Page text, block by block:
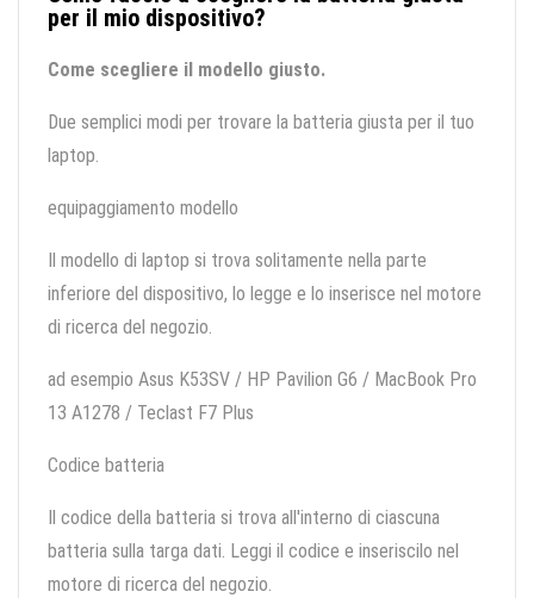
per il mio dispositivo?
Come scegliere il modello giusto.
Due semplici modi per trovare la batteria giusta per il tuo
laptop.
equipaggiamento modello
Il modello di laptop si trova solitamente nella parte
inferiore del dispositivo, lo legge e lo inserisce nel motore
di ricerca del negozio.
ad esempio Asus K53SV / HP Pavilion G6 / MacBook Pro
13 A1278 / Teclast F7 Plus
Codice batteria
Il codice della batteria si trova all'interno di ciascuna
batteria sulla targa dati. Leggi il codice e inseriscilo nel
motore di ricerca del negozio.